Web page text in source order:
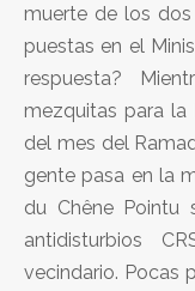
muerte de los
puestas en el
respuesta?
mezquitas para la
del mes del
gente pasa en la
du Chêne Pointu
antidisturbios
vecindario. Pocas